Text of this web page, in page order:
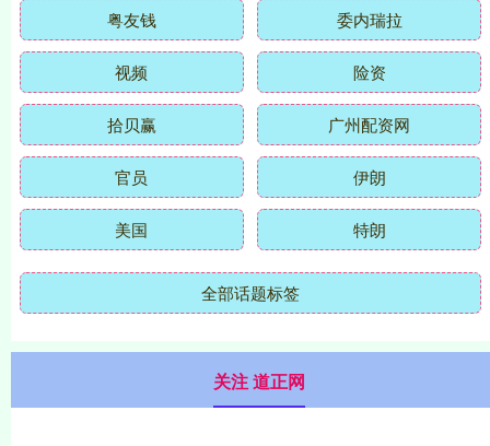
粤友钱 委内瑞拉
视频 险资
拾贝赢 广州配资网
官员 伊朗
美国 特朗
全部话题标签
关注 道正网